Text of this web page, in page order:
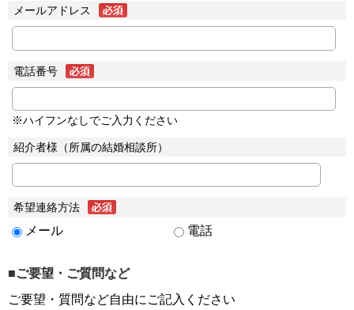
メールアドレス
電話番号
※ハイフンなしでご入力ください
紹介者様（所属の結婚相談所）
希望連絡方法
メール 電話
■ご要望・ご質問など
ご要望・質問など自由にご記入ください